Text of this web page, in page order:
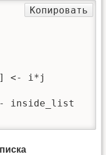
<- i*j
inside_list
Копировать